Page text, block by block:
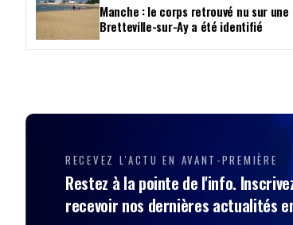
Manche : le corps retrouvé nu sur une
Bretteville-sur-Ay a été identifié
RECEVEZ L'ACTU EN AVANT-PREMIÈRE
Restez à la pointe de l'info.
recevoir nos dernières actualités